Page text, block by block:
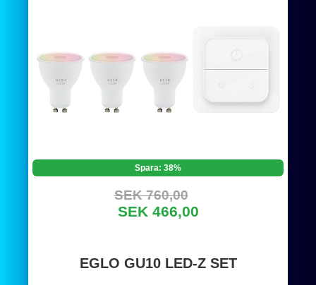
Spara: 38%
SEK 760,00
SEK 466,00
EGLO GU10 LED-Z SET